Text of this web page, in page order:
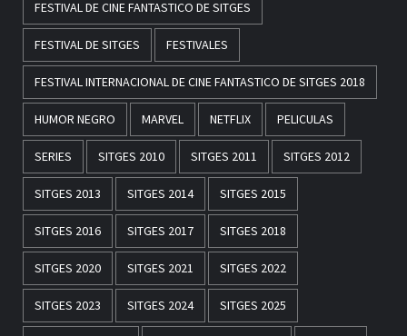
FESTIVAL DE CINE FANTASTICO DE SITGES
FESTIVAL DE SITGES FESTIVALES
FESTIVAL INTERNACIONAL DE CINE FANTASTICO DE SITGES 2018
HUMOR NEGRO MARVEL NETFLIX PELICULAS
SERIES SITGES 2010 SITGES 2011 SITGES 2012
SITGES 2013 SITGES 2014 SITGES 2015
SITGES 2016 SITGES 2017 SITGES 2018
SITGES 2020 SITGES 2021 SITGES 2022
SITGES 2023 SITGES 2024 SITGES 2025